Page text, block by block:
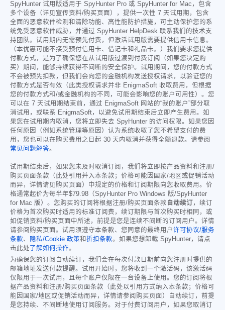
SpyHunter 试用版适用于 SpyHunter Pro 或 SpyHunter for Mac，包含
多个设备（详见宣传资料/购买页面），提供一次性 7 天试用期，包含
全面的恶意软件检测和清除功能、高性能防护措施，可主动保护您的系
统免受恶意软件威胁，并通过 SpyHunter HelpDesk 联系我们的技术支
持团队。试用期内无需预先付费，但激活试用版需要提供信用卡信息。
（本优惠可能不接受预付信用卡、借记卡和礼品卡。）我们要求您提供
付款方式，是为了确保您在从试用版过渡到付费订阅（如果您决定购
买）期间，能够持续获得不间断的安全保护。试用期间，您的付款方式
不会被预先扣款，但我们会向您的金融机构发送授权请求，以验证您的
付款方式是否有效（此类授权请求并非 EnigmaSoft 收取费用，但根据
您的付款方式和/或金融机构的不同，可能会影响您的账户可用性）。您
可以在 7 天试用期结束前，通过 EnigmaSoft 网站的“我的账户”部分取
消试用，或联系 EnigmaSoft，以避免试用期结束后立即产生费用。如
果您在试用期内取消，您将立即失去 SpyHunter 的访问权限。如果您因
任何原因（例如系统管理等原因）认为系统收取了您不希望支付的费
用，您也可以在购买费用之日起 30 天内取消并获得全额退款。请参阅
常见问题解答。
试用期结束后，如果您未及时取消订阅，我们将立即按产品资料和注册/
购买页面条款（此处引用并入本条款；价格可能因国家/地区或促销活动
而异，详情请见购买页面）中规定的价格和订阅期限向您收取费用。价
格通常起价为每半年$79.98 （SpyHunter Pro Windows 版/SpyHunter
for Mac 版）。您购买的订阅将根据注册/购买页面条款 自动续订 ，续订
价格为首次购买时适用的标准订阅费，续订期限与首次购买时相同，或
如促销资料/购买页面中所述，前提是您是连续不间断的订阅用户。详情
请参阅购买页面。试用须遵守本条款、您同意的最终用户许可协议/服务
条款、 隐私/Cookie 政策和折扣条款。如果您想卸载 SpyHunter，请点
击此处 了解如何操作。
为确保您的订阅自动续订，我们会在每次付款日期前向您注册时提供的
邮箱地址发送付款提醒。试用开始时，您将收到一个激活码，该激活码
仅限用于一次试用，且每个账户仅限在一台设备上使用。您的订阅将根
据产品资料和注册/购买页面条款（此处以引用方式纳入本条款；价格可
能因国家/地区或促销活动而异，详情请参阅购买页面）自动续订，前提
是您持续、不间断地使用订阅服务。对于付费订阅用户，如果您取消订